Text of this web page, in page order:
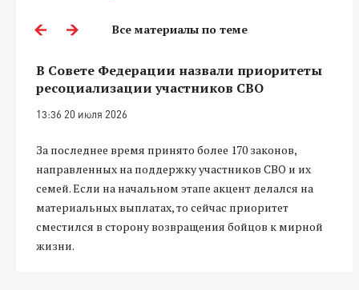
Все материалы по теме
В Совете Федерации назвали приоритеты
ресоциализации участников СВО
13:36 20 июля 2026
За последнее время принято более 170 законов,
направленных на поддержку участников СВО и их
семей. Если на начальном этапе акцент делался на
материальных выплатах, то сейчас приоритет
сместился в сторону возвращения бойцов к мирной
жизни.